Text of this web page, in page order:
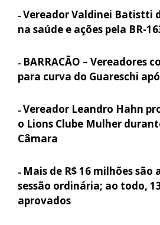
- Vereador Valdinei Batistti
na saúde e ações pela BR-
- BARRACÃO – Vereadores
para curva do Guareschi
- Vereador Leandro Hahn
o Lions Clube Mulher
Câmara
- Mais de R$ 16 milhões são
sessão ordinária; ao todo,
aprovados